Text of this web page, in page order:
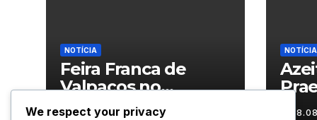
NOTÍCIA
Feira Franca de
Valpaços no
segundo dia
08.08.2026
NOTÍCIA
We respect your privacy